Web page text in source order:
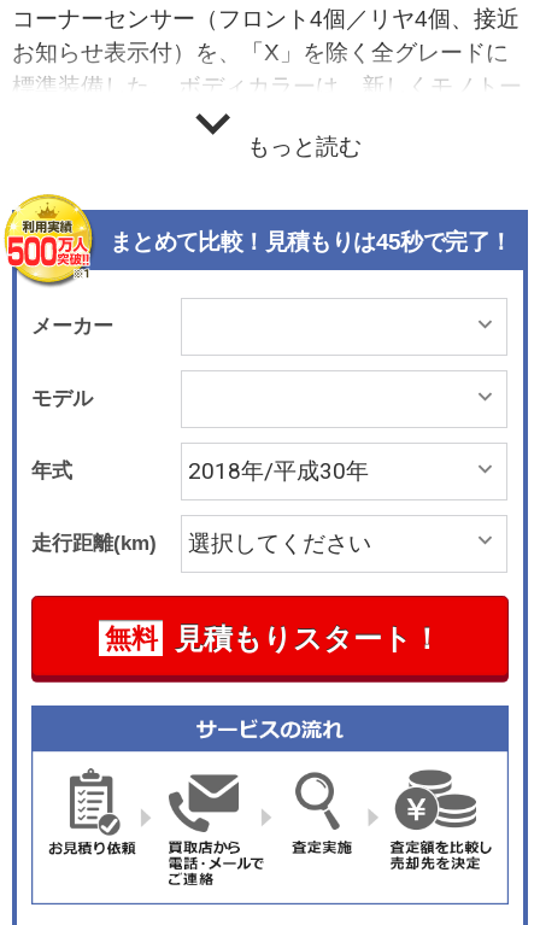
コーナーセンサー（フロント4個／リヤ4個、接近
お知らせ表示付）を、「X」を除く全グレードに
標準装備した。 ボディカラーは、新しくモノトー
ンにファイアークォーツレッドメタリックを設
定。またカスタム専用のツートーンには、メーカ
ファイアークォーツレッドメタリックとブラック
マイカメタリック&#215;パールホワイトIIIを設定
した。
もっと読む
まとめて比較！見積もりは45秒で完了！
メーカー
モデル
年式
走行距離(km)
無料 見積もりスタート！